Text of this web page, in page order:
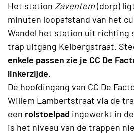
Het station Zaventem(dorp)
minuten loopafstand van het
Wandel het station uit richting
trap uitgang Keibergstraat.
enkele passen zie je CC De
linkerzijde.
De hoofdingang van CC De
Willem Lambertstraat via de
een rolstoelpad ingewerkt in
is het niveau van de trappen